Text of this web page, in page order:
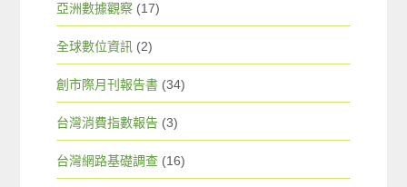
亞洲數據觀察 (17)
全球數位資訊 (2)
創市際月刊報告書 (34)
台灣消費指數報告 (3)
台灣網路基礎調查 (16)